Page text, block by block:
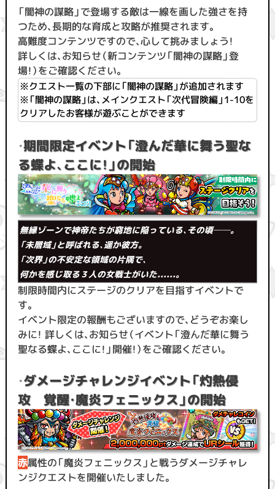
「闇神の謀略」で登場する敵は一線を画した強さを持
つため、長期的な育成と攻略が推奨されます。
高難度コンテンツですので、心して挑みましょう！
詳しくは、お知らせ（新コンテンツ「闇神の謀略」登
場！）をご確認ください。
※クエスト一覧の下部に「闇神の謀略」が追加されます
※「闇神の謀略」は、メインクエスト「次代冒険編」1-10を
クリアしたお客様が遊ぶことができます
・期間限定イベント「澄んだ華に舞う聖な
る蝶よ、ここに！」の開始
無縁ゾーンで神帝たちが窮地に陥っている、その頃──。
「未層域」と呼ばれる、遥か彼方。
「次界」の不安定な領域の片隅で、
何かを感じ取る３人の女戦士がいた......。
制限時間内にステージのクリアを目指すイベントで
す。
イベント限定の報酬もございますので、どうぞお楽し
みに！ 詳しくは、お知らせ（イベント「澄んだ華に舞う
聖なる蝶よ、ここに！」開催！）をご確認ください。
・ダメージチャレンジイベント「灼熱侵
攻 覚醒・魔炎フェニックス」の開始
赤属性の「魔炎フェニックス」と戦うダメージチャレ
ンジクエストを開催いたしました。